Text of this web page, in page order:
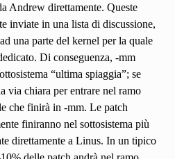
Andrew direttamente. Queste
inviate in una lista di discussione,
una parte del kernel per la quale
Di conseguenza, -mm
“ultima spiaggia”; se
via chiara per entrare nel ramo
che finirà in -mm. Le patch
finiranno nel sottosistema più
direttamente a Linus. In un tipico